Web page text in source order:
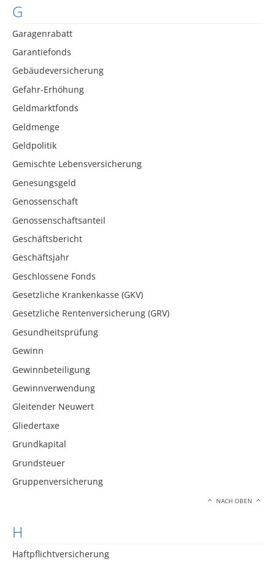
G
Garagenrabatt
Garantiefonds
Gebäudeversicherung
Gefahr-Erhöhung
Geldmarktfonds
Geldmenge
Geldpolitik
Gemischte Lebensversicherung
Genesungsgeld
Genossenschaft
Genossenschaftsanteil
Geschäftsbericht
Geschäftsjahr
Geschlossene Fonds
Gesetzliche Krankenkasse (GKV)
Gesetzliche Rentenversicherung (GRV)
Gesundheitsprüfung
Gewinn
Gewinnbeteiligung
Gewinnverwendung
Gleitender Neuwert
Gliedertaxe
Grundkapital
Grundsteuer
Gruppenversicherung
NACH OBEN
H
Haftpflichtversicherung